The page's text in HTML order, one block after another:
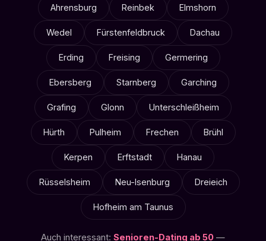
Ahrensburg Reinbek Elmshorn
Wedel Fürstenfeldbruck Dachau
Erding Freising Germering
Ebersberg Starnberg Garching
Grafing Glonn Unterschleißheim
Hürth Pulheim Frechen Brühl
Kerpen Erftstadt Hanau
Rüsselsheim Neu-Isenburg Dreieich
Hofheim am Taunus
Auch interessant: Senioren-Dating ab 50 —